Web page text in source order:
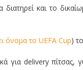
και το
όνομα το UEFA Cup)
για delivery πίτσας,